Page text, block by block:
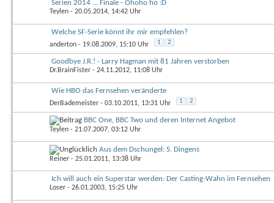
Serien 2014 ... Finale - Ohoho ho :D
Teylen - 20.05.2014, 14:42 Uhr
Welche SF-Serie könnt ihr mir empfehlen?
anderton - 19.08.2009, 15:10 Uhr 1 2
Goodbye J.R.! - Larry Hagman mit 81 Jahren verstorben
Dr.BrainFister - 24.11.2012, 11:08 Uhr
Wie HBO das Fernsehen veränderte
DerBademeister - 03.10.2011, 13:31 Uhr 1 2
BBC One, BBC Two und deren Internet Angebot
Teylen - 21.07.2007, 03:12 Uhr
Aus dem Dschungel: S. Dingens
Reiner - 25.01.2011, 13:38 Uhr
Ich will auch ein Superstar werden: Der Casting-Wahn im Fernsehen
Loser - 26.01.2003, 15:25 Uhr